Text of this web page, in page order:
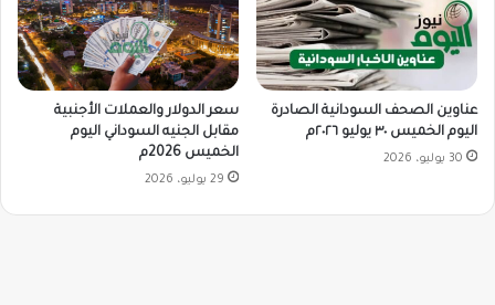
عناوين الصحف السودانية الصادرة
اليوم الخميس ٣٠ يوليو ٢٠٢٦م
30 يوليو، 2026
سعر الدولار والعملات الأجنبية
مقابل الجنيه السوداني اليوم
الخميس 2026م
29 يوليو، 2026